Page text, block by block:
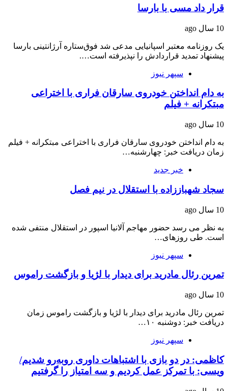
قرار داد مسی با بارسا
10 سال ago
یک روزنامه معتبر اسپانیایی مدعی شد فوق‌ستاره آرژانتینی بارسا
پیشنهاد تمدید قراردادش را نپذیرفته است….
سپهر نیوز
به دام انداختن خودروی سارقان فراری با اختراعی
مبتکرانه + فیلم
10 سال ago
به دام انداختن خودروی سارقان فراری با اختراعی مبتکرانه + فیلم
زمان دریافت خبر: چهارشنبه…
خبر جدید
سجاد شهباززاده با استقلال در نیم فصل
10 سال ago
به نظر می رسد حضور مهاجم آلانیا اسپور در استقلال منتفی شده
است. طی روزهای…
سپهر نیوز
تمرین رئال مادرید برای دیدار با لژیا و بازگشت راموس
10 سال ago
تمرین رئال مادرید برای دیدار با لژیا و بازگشت راموس زمان
دریافت خبر: دوشنبه ۱۰…
سپهر نیوز
کاظمی: در دو بازی با اشتباهات داوری روبه‌رو شدیم/
ویسی: با تمرکز عمل کردیم و سه امتیاز را گرفتیم